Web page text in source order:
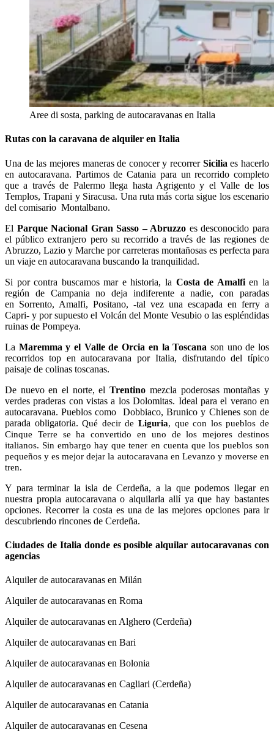
Aree di sosta, parking de autocaravanas en Italia
Rutas con la caravana de alquiler en Italia
Una de las mejores maneras de conocer y recorrer Sicilia es hacerlo
en autocaravana. Partimos de Catania para un recorrido completo
que a través de Palermo llega hasta Agrigento y el Valle de los
Templos, Trapani y Siracusa. Una ruta más corta sigue los escenario
del comisario Montalbano.
El Parque Nacional Gran Sasso – Abruzzo es desconocido para
el público extranjero pero su recorrido a través de las regiones de
Abruzzo, Lazio y Marche por carreteras montañosas es perfecta para
un viaje en autocaravana buscando la tranquilidad.
Si por contra buscamos mar e historia, la Costa de Amalfien la
región de Campania no deja indiferente a nadie, con paradas
en Sorrento, Amalfi, Positano, -tal vez una escapada en ferry a
Capri- y por supuesto el Volcán del Monte Vesubio o las espléndidas
ruinas de Pompeya.
La Maremma y el Valle de Orcia en la Toscana son uno de los
recorridos top en autocaravana por Italia, disfrutando del típico
paisaje de colinas toscanas.
De nuevo en el norte, elTrentino mezcla poderosas montañas y
verdes praderas con vistas a los Dolomitas. Ideal para el verano en
autocaravana. Pueblos como Dobbiaco, Brunico y Chienes son de
parada obligatoria.Qué decir deLiguria, que con los pueblos de
Cinque Terre se ha convertido en uno de los mejores destinos
italianos. Sin embargo hay que tener en cuenta que los pueblos son
pequeños y es mejor dejar la autocaravana en Levanzo y moverse en
tren.
Y para terminar la isla de Cerdeña, a la que podemos llegar en
nuestra propia autocaravana o alquilarla allí ya que hay bastantes
opciones. Recorrer la costa es una de las mejores opciones para ir
descubriendo rincones de Cerdeña.
Ciudades de Italia donde es posible alquilar autocaravanas con
agencias
Alquiler de autocaravanas en Milán
Alquiler de autocaravanas en Roma
Alquiler de autocaravanas en Alghero (Cerdeña)
Alquiler de autocaravanas en Bari
Alquiler de autocaravanas en Bolonia
Alquiler de autocaravanas en Cagliari (Cerdeña)
Alquiler de autocaravanas en Catania
Alquiler de autocaravanas en Cesena